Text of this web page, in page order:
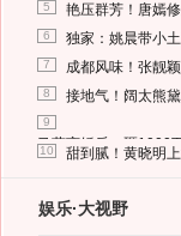
5 艳压群芳！唐嫣
6 独家：姚晨带小
7 成都风味！张靓
8 接地气！阔太熊
9
马蓉离婚后，砸1000
10 甜到腻！黄晓明
娱乐·大视野